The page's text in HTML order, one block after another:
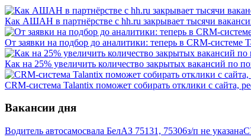
Как АШАН в партнёрстве с hh.ru закрывает тысячи
От заявки на подбор до аналитики: теперь в CRM-
Как на 25% увеличить количество закрытых вакансий по
CRM-система Talantix поможет собирать отклики с сайта,
Вакансии дня
Водитель автосамосвала БелАЗ 75131, 75306з/п не указана